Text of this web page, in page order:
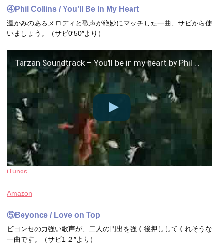
④Phil Collins / You’ll Be In My Heart
温かみのあるメロディと歌声が絶妙にマッチした一曲、サビから使
いましょう。（サビ0′50″より）
Tarzan Soundtrack – You'll be in my heart by Phil Collins
iTunes
Amazon
⑤Beyonce / Love on Top
ビヨンセの力強い歌声が、二人の門出を強く後押ししてくれそうな
一曲です。（サビ1′２″より）